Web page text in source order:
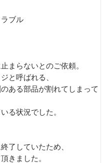
ラブル
まらないとのご依頼。
と呼ばれる、
ある部品が割れてしまって
る状況でした。
了していたため、
きました。